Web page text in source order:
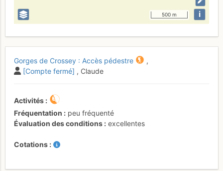
500 m i
Gorges de Crossey : Accès pédestre
,
[Compte fermé] , Claude
Activités
Fréquentation
peu fréquenté
Évaluation des conditions
excellentes
Cotations